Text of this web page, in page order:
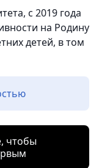
с 2019 года
на Родину
детей, в том
чтобы